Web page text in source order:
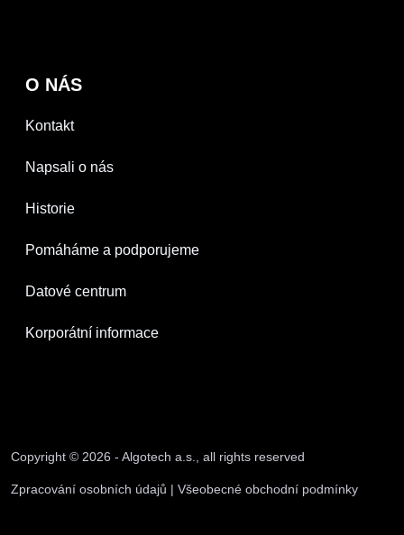
O NÁS
Kontakt
Napsali o nás
Historie
Pomáháme a podporujeme
Datové centrum
Korporátní informace
Copyright © 2026 - Algotech a.s., all rights reserved
Zpracování osobních údajů | Všeobecné obchodní podmínky